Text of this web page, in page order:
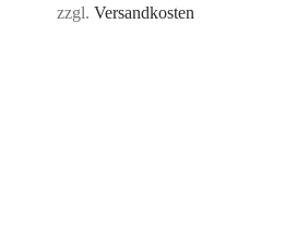
zzgl. Versandkosten